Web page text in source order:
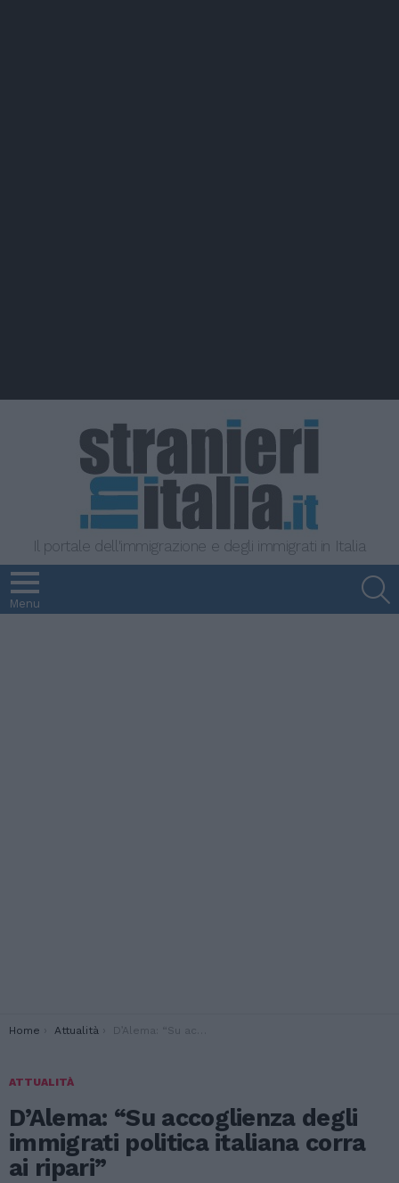
Il portale dell'immigrazione e degli immigrati in Italia
Menu
You are here:
Home Attualità D’Alema: “Su accoglienza degli immigrati politica italiana corra ai ripari”
ATTUALITÀ
D’Alema: “Su accoglienza degli
immigrati politica italiana corra
ai ripari”